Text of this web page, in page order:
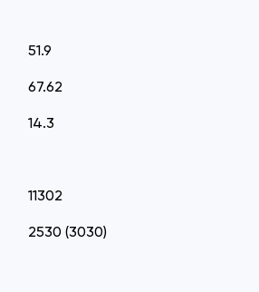
51.9
67.62
14.3
11302
2530 (3030)